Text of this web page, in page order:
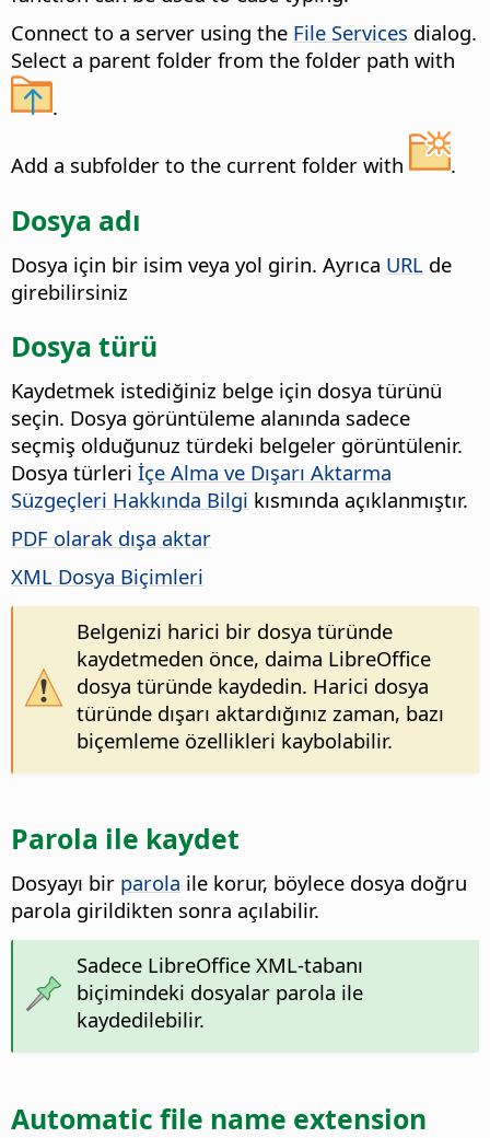
Connect to a server using the File Services dialog.
Select a parent folder from the folder path with
.
Add a subfolder to the current folder with .
Dosya adı
Dosya için bir isim veya yol girin. Ayrıca URL de
girebilirsiniz
Dosya türü
Kaydetmek istediğiniz belge için dosya türünü
seçin. Dosya görüntüleme alanında sadece
seçmiş olduğunuz türdeki belgeler görüntülenir.
Dosya türleri İçe Alma ve Dışarı Aktarma
Süzgeçleri Hakkında Bilgi kısmında açıklanmıştır.
PDF olarak dışa aktar
XML Dosya Biçimleri
Belgenizi harici bir dosya türünde
kaydetmeden önce, daima LibreOffice
dosya türünde kaydedin. Harici dosya
türünde dışarı aktardığınız zaman, bazı
biçemleme özellikleri kaybolabilir.
Parola ile kaydet
Dosyayı bir parola ile korur, böylece dosya doğru
parola girildikten sonra açılabilir.
Sadece LibreOfficeXML-tabanı
biçimindeki dosyalar parola ile
kaydedilebilir.
Automatic file name extension